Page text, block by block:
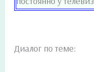
Диалог по теме: